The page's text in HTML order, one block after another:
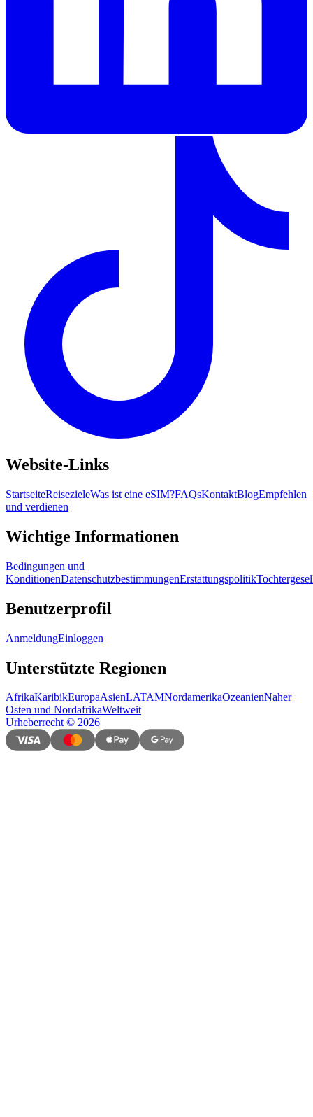
Website-Links
StartseiteReisezieleWas ist eine eSIM?FAQsKontaktBlogEmpfehlen
und verdienen
Wichtige Informationen
Bedingungen und
KonditionenDatenschutzbestimmungenErstattungspolitik
Benutzerprofil
AnmeldungEinloggen
Unterstützte Regionen
AfrikaKaribikEuropaAsienLATAMNordamerikaOzeanienNaher
Osten und NordafrikaWeltweit
Urheberrecht© 2026